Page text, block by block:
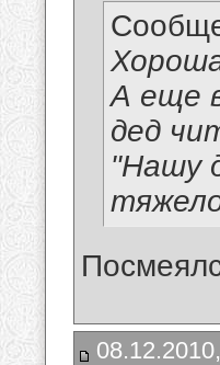
А еще
дед
"Нашу